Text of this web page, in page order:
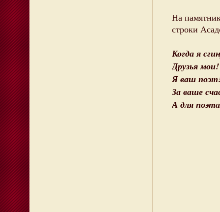
На
строки
Когда я
Друзья
Я ваш
За ваше
А для